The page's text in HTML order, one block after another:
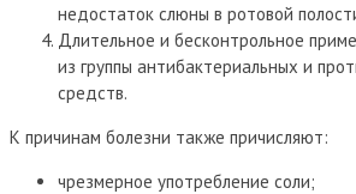
недостаток слюны в ротовой
Длительное и бесконтрольное
из группы антибактериальных и
средств.
К причинам болезни также причисляют:
чрезмерное употребление соли;